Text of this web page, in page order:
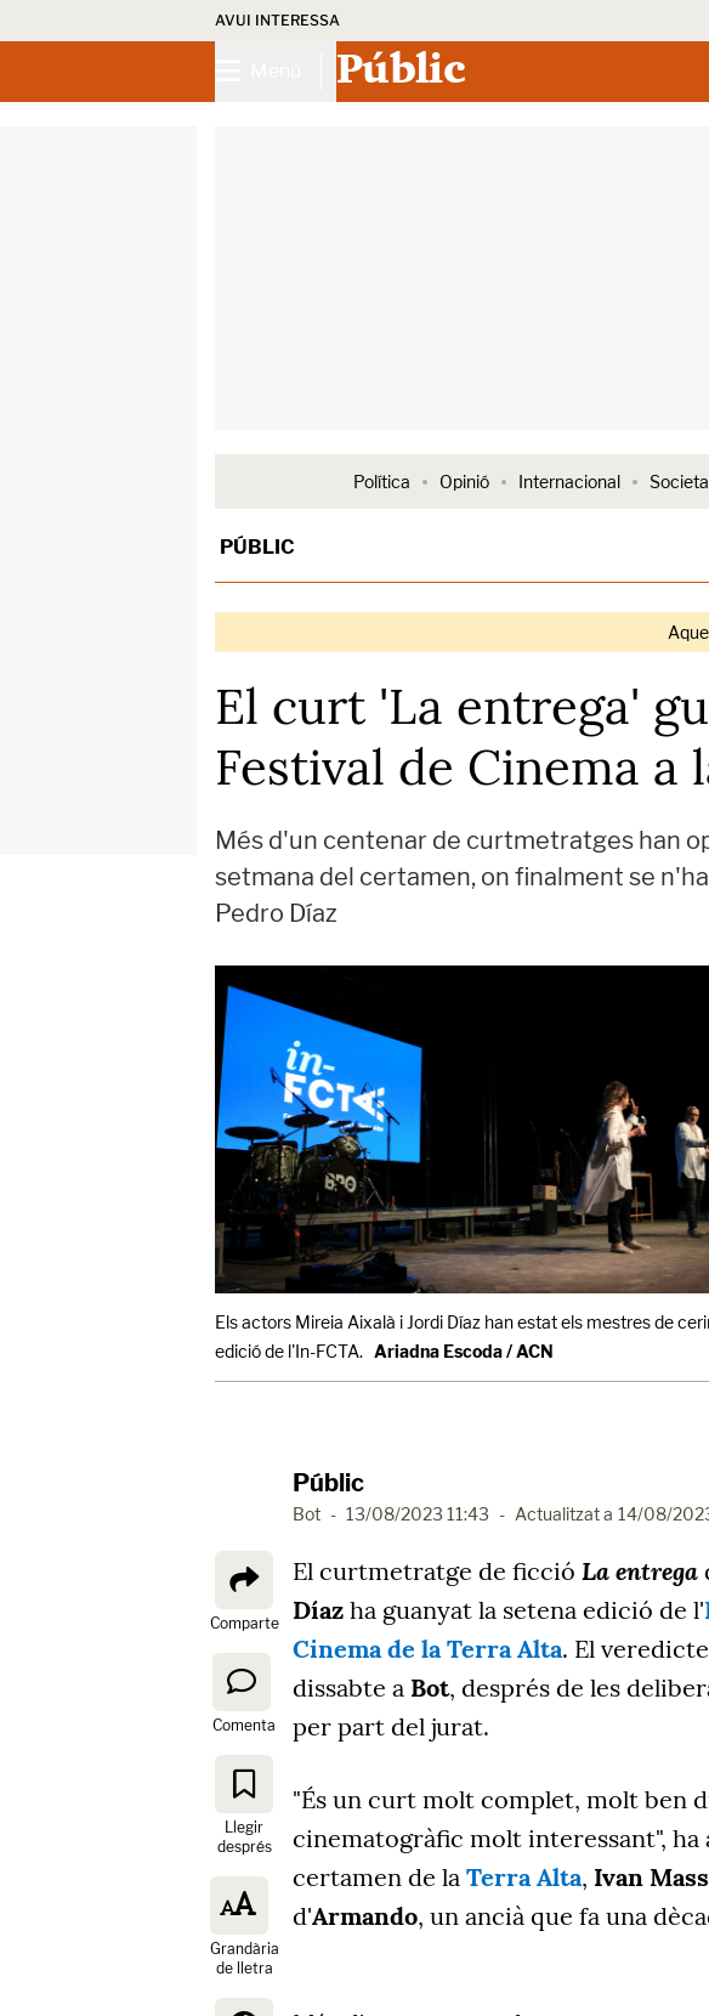
AVUI INTERESSA
Públic
Política Opinió Internacional
PÚBLIC
El curt 'La entrega'
Festival de Cinema a
Més d'un centenar de curtmetratges han
setmana del certamen, on finalment se
Pedro Díaz
Els actors Mireia Aixalà i Jordi Díaz han estat els mestres de
edició de l'In-FCTA. Ariadna Escoda / ACN
Públic
Bot - 13/08/2023 11:43 - Actualitzat a 14/08/
Comparte
Comenta
Llegir
després
Grandària
de lletra
El curtmetratge de ficció La entrega
Díaz ha guanyat la setena edició de l'
Cinema de la Terra Alta. El
dissabte a Bot, després de les
per part del jurat.
"És un curt molt complet, molt ben
cinematogràfic molt interessant",
certamen de la Terra Alta, Ivan
d'Armando, un ancià que fa una